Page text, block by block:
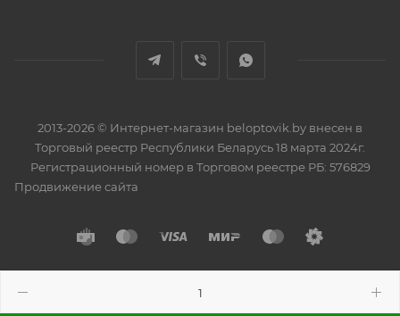
2013-2026 © Интернет-магазин beloptovik.by внесен в
Торговый реестр Республики Беларусь 18 марта 2024г.
Регистрационный номер в Торговом реестре РБ: 576829
Продвижение сайта
Разработано в